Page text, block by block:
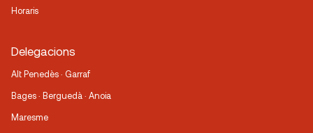
Horaris
Delegacions
Alt Penedès · Garraf
Bages · Berguedà · Anoia
Maresme